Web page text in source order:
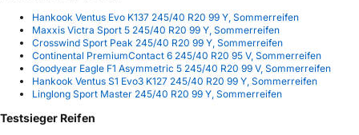
Hankook Ventus Evo K137 245/40 R20 99 Y, Sommerreifen
Maxxis Victra Sport 5 245/40 R20 99 Y, Sommerreifen
Crosswind Sport Peak 245/40 R20 99 Y, Sommerreifen
Continental PremiumContact 6 245/40 R20 95 V, Sommerreifen
Goodyear Eagle F1 Asymmetric 5 245/40 R20 99 V, Sommerreifen
Hankook Ventus S1 Evo3 K127 245/40 R20 99 Y, Sommerreifen
Linglong Sport Master 245/40 R20 99 Y, Sommerreifen
Testsieger Reifen